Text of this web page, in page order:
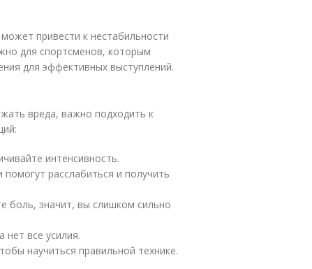
привести к нестабильности
для спортсменов, которым
для эффективных выступлений.
вреда, важно подходить к
интенсивность.
расслабиться и получить
боль, значит, вы слишком сильно
нет все усилия.
научиться правильной технике.